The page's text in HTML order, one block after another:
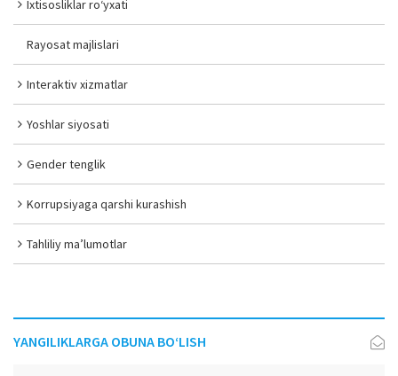
Ixtisosliklar ro‘yxati
Rayosat majlislari
Interaktiv xizmatlar
Yoshlar siyosati
Gender tenglik
Korrupsiyaga qarshi kurashish
Tahliliy ma’lumotlar
YANGILIKLARGA OBUNA BO‘LISH